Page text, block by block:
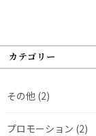
カテゴリー
その他 (2)
プロモーション (2)